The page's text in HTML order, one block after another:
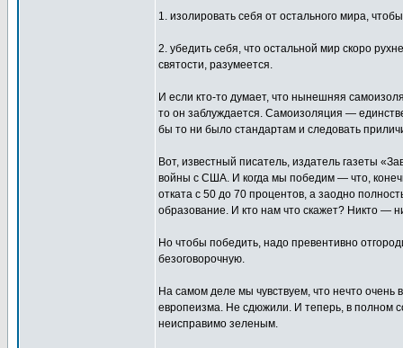
1. изолировать себя от остального мира,
2. убедить себя, что остальной мир скоро
святости, разумеется.
И если кто-то думает, что нынешняя
то он заблуждается. Самоизоляция —
бы то ни было стандартам и следовать
Вот, известный писатель, издатель газеты
войны с США. И когда мы победим — что,
отката с 50 до 70 процентов, а заодно
образование. И кто нам что скажет? Никто —
Но чтобы победить, надо превентивно
безоговорочную.
На самом деле мы чувствуем, что нечто очень
европеизма. Не сдюжили. И теперь, в полном
неисправимо зеленым.